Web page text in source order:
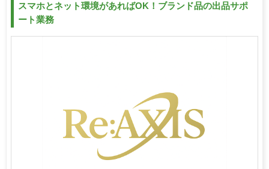
スマホとネット環境があればOK！ブランド品の出品サポ
ート業務